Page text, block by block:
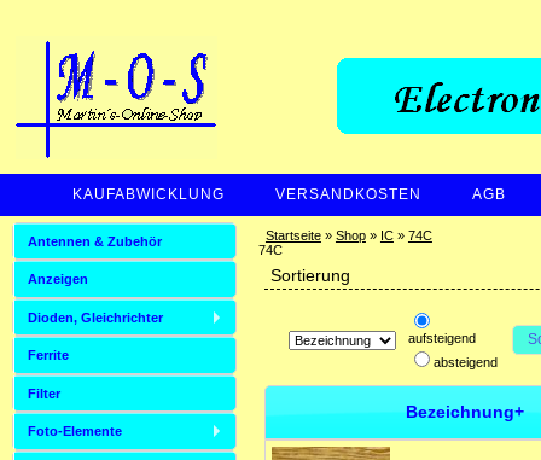
KAUFABWICKLUNG VERSANDKOSTEN AGB
ZAHLUNGSARTEN Startseite» Shop» IC» 74C
74C
Sortierung
aufsteigend
absteigend
Bezeichnung+
Antennen & Zubehör
Anzeigen
Dioden, Gleichrichter
Ferrite
Filter
Foto-Elemente